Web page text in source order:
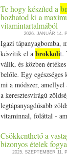
változatban
édeskömény 1/­­4 tk.
gyömbér 1 csokor
egy szűrőbe mosd meg
addig amíg a víz szép
csöpögtesd le . Tegyél
öntsd bele a
meg egy picit közepes
szeres mennyiségű
kurkumát és a sót ízlés
takarékon lefedve főzd,
még nem puha a
tegyél hozzá. Amíg a
Te hogy készíted a
hozhatod ki a
vitamintartalmából
2026. JANUÁR 14.
Igazi tápanyagbomba,
készítik el a brokkolit.
válik, és közben
belőle. Egy
mi a módszer,
a keresztesvirágú
legtápanyagdúsabb
vitaminnal, foláttal -
a tápanyag- és
Prove.
Csökkenthető a
bizonyos ételek
2025. SZEPTEMBER 11.